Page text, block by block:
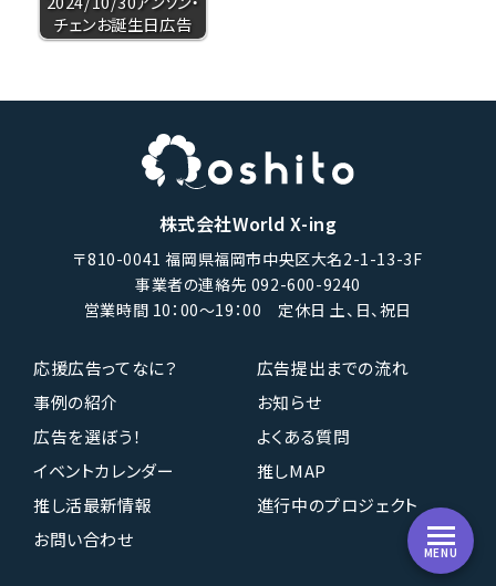
チェンお誕生日広告
株式会社World X-ing
〒810-0041 福岡県福岡市中央区大名2-1-13-3F
事業者の連絡先 092-600-9240
営業時間 10：00〜19：00 定休日 土、日、祝日
MENU
応援広告ってなに？
広告提出までの流れ
事例の紹介
お知らせ
広告を選ぼう！
よくある質問
イベントカレンダー
推しMAP
推し活最新情報
進行中のプロジェクト
お問い合わせ